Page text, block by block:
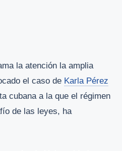
la atención la amplia
el caso de Karla Pérez
cubana a la que el régimen
de las leyes, ha